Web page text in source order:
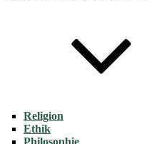
Religion
Ethik
Philosophie